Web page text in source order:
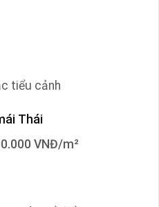
tiểu cảnh
Thái
VNĐ/m²